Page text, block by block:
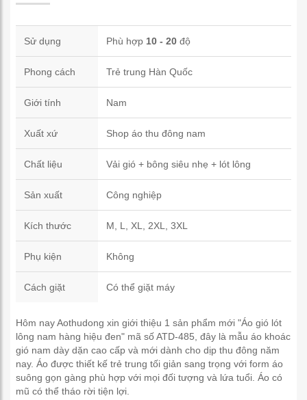
Sử dụng Phù hợp 10 - 20 độ
Phong cách Trẻ trung Hàn Quốc
Giới tính Nam
Xuất xứ Shop áo thu đông nam
Chất liệu Vải gió + bông siêu nhẹ + lót lông
Sản xuất Công nghiệp
Kích thước M, L, XL, 2XL, 3XL
Phụ kiện Không
Cách giặt Có thể giặt máy
Hôm nay Aothudong xin giới thiệu 1 sản phẩm mới "Áo gió lót
lông nam hàng hiệu đen" mã số ATD-485, đây là mẫu áo khoác
gió nam dày dặn cao cấp và mới dành cho dịp thu đông năm
nay. Áo được thiết kế trẻ trung tối giản sang trọng với form áo
suông gọn gàng phù hợp với mọi đối tượng và lứa tuổi. Áo có
mũ có thể tháo rời tiện lợi.